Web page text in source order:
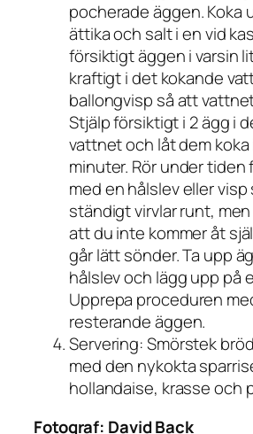
pocherade äggen. Koka
ättika och salt i en vid
försiktigt äggen i varsin
kraftigt i det kokande
ballongvisp så att
Stjälp försiktigt i 2 ägg i
vattnet och låt dem koka
minuter. Rör under
med en hålslev eller
ständigt virvlar runt,
att du inte kommer åt
går lätt sönder. Ta upp
hålslev och lägg upp på
Upprepa proceduren
resterande äggen.
Servering: Smörstek
med den nykokta
hollandaise, krasse och
Fotograf: David Back